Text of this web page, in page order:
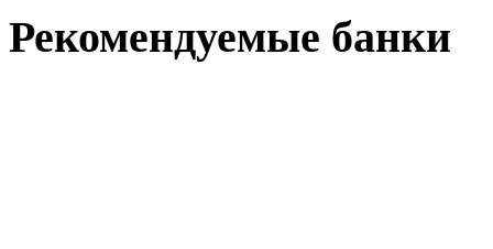
Рекомендуемые банки